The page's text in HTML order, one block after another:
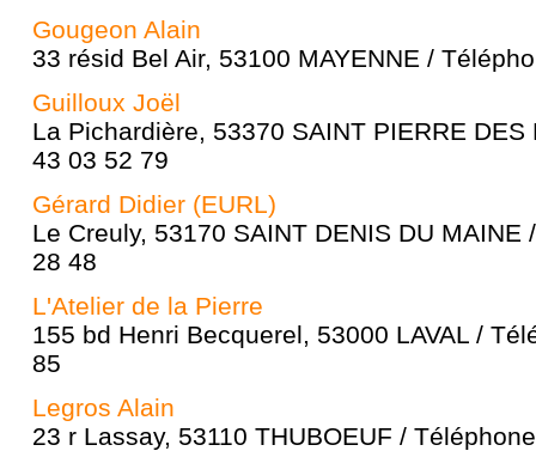
Gougeon Alain
33 résid Bel Air, 53100 MAYENNE /
Guilloux Joël
La Pichardière, 53370 SAINT PIERRE
43 03 52 79
Gérard Didier (EURL)
Le Creuly, 53170 SAINT DENIS DU
28 48
L'Atelier de la Pierre
155 bd Henri Becquerel, 53000 LAVAL /
85
Legros Alain
23 r Lassay, 53110 THUBOEUF /